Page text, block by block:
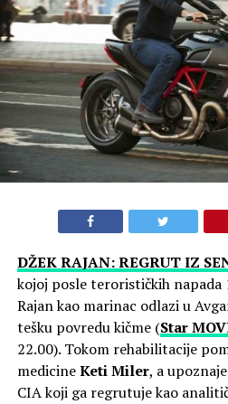
DŽEK RAJAN: REGRUT IZ
kojoj posle terorističkih napada
Rajan kao marinac odlazi u
tešku povredu kičme (Star
22.00). Tokom rehabilitacije
medicineKeti Miler, a
CIA koji ga regrutuje kao